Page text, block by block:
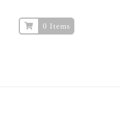
0 Items